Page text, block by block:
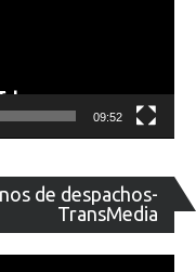
09:52
de despachos-
TransMedia
de